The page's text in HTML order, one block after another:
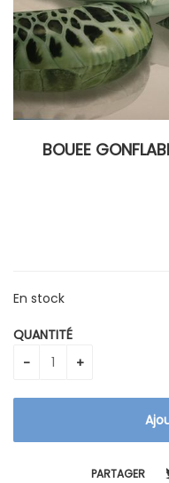
BOUEE
En stock
QUANTITÉ
PARTAGER